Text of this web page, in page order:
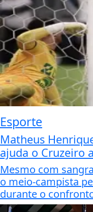
Esporte
Matheus
ajuda o Cruzeiro
Mesmo com
o meio-campista
durante o